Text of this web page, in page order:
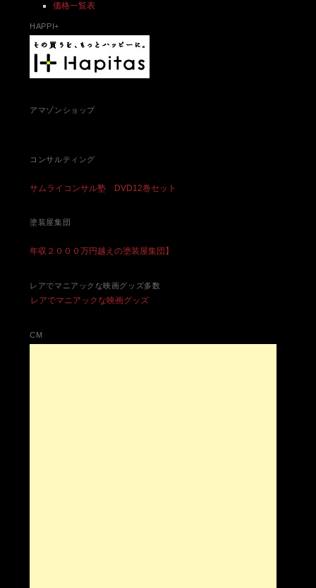
価格一覧表
HAPPI+
アマゾンショップ
コンサルティング
サムライコンサル塾 DVD12巻セット
塗装屋集団
年収２０００万円越えの塗装屋集団】
レアでマニアックな映画グッズ多数
レアでマニアックな映画グッズ
CM